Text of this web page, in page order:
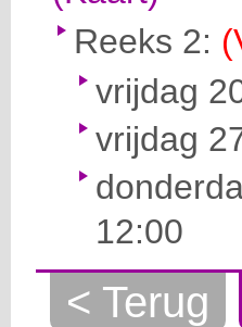
Reeks 2:
vrijdag
vrijdag
12:00
< Terug